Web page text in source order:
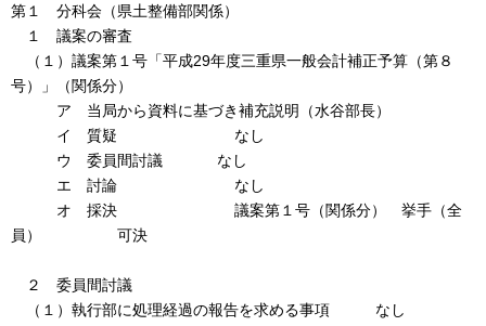
第１ 分科会（県土整備部関係）
１ 議案の審査
（１）議案第１号「平成29年度三重県一般会計補正予算（第８
号）」（関係分）
ア 当局から資料に基づき補充説明（水谷部長）
イ 質疑 なし
ウ 委員間討議 なし
エ 討論 なし
オ 採決 議案第１号（関係分） 挙手（全
員） 可決
２ 委員間討議
（１）執行部に処理経過の報告を求める事項 なし